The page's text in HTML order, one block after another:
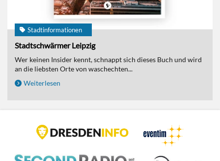
Stadtinformationen
Stadtschwärmer Leipzig
Wer keinen Insider kennt, schnappt sich dieses Buch und wird
an die liebsten Orte von waschechten...
Weiterlesen